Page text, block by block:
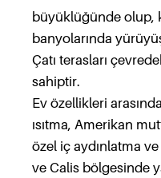
büyüklüğünde olup,
banyolarında
Çatı terasları
sahiptir.
Ev özellikleri
ısıtma, Amerikan
özel iç aydınlatma
ve Calis bölgesinde